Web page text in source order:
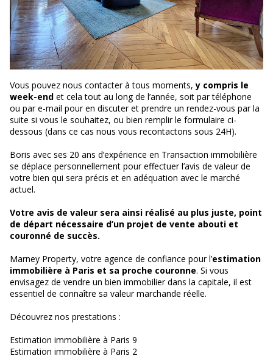
Vous pouvez nous contacter à tous moments,y compris le
week-end et cela tout au long de l’année, soit par téléphone
ou par e-mail pour en discuter et prendre un rendez-vous par la
suite si vous le souhaitez, ou bien remplir le formulaire ci-
dessous (dans ce cas nous vous recontactons sous 24H).
Boris avec ses 20 ans d’expérience en Transaction immobilière
se déplace personnellement pour effectuer l’avis de valeur de
votre bien qui sera précis et en adéquation avec le marché
actuel.
Votre avis de valeur sera ainsi réalisé au plus juste, point
de départ nécessaire d’un projet de vente abouti et
couronné de succès.
Marney Property, votre agence de confiance pour l’estimation
immobilière à Paris et sa proche couronne. Si vous
envisagez de vendre un bien immobilier dans la capitale, il est
essentiel de connaître sa valeur marchande réelle.
Découvrez nos prestations :
Estimation immobilière à Paris 9
Estimation immobilière à Paris 2